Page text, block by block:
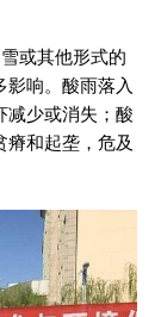
或其他形式的
影响。酸雨落入
减少或消失；酸
和起垄，危及